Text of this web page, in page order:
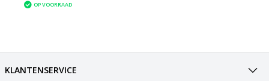
OP VOORRAAD
KLANTENSERVICE